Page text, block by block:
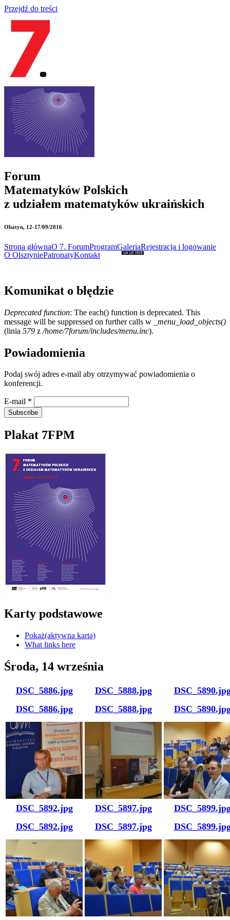
Przejdź do treści
Forum
Matematyków Polskich
z udziałem matematyków ukraińskich
Olsztyn, 12-17/09/2016
Strona głównaO 7. ForumProgramGaleriaRejestracja i logowanie
O OlsztyniePatronatyKontakt
Komunikat o błędzie
Deprecated function: The each() function is deprecated. This
message will be suppressed on further calls w
_menu_load_objects()
(linia 579 z /home/7forum/includes/menu.inc).
Powiadomienia
Podaj swój adres e-mail aby otrzymywać powiadomienia o
konferencji.
E-mail *
Plakat 7FPM
Karty podstawowe
Pokaż(aktywna karta)
What links here
Środa, 14 września
DSC_5886.jpg
DSC_5886.jpg
DSC_5888.jpg
DSC_5888.jpg
DSC_5892.jpg
DSC_5892.jpg
DSC_5897.jpg
DSC_5897.jpg